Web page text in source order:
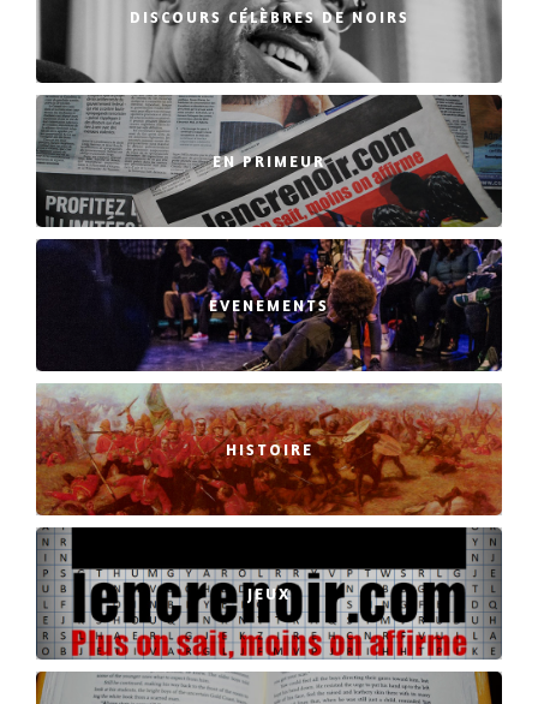
DISCOURS CÉLÈBRES DE NOIRS
EN PRIMEUR
EVENEMENTS
HISTOIRE
JEUX